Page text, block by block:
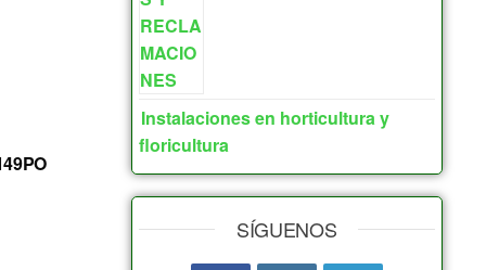
Instalaciones en horticultura y
floricultura
SÍGUENOS